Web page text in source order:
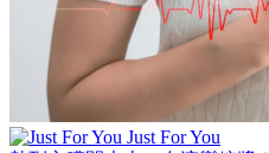
Just For You